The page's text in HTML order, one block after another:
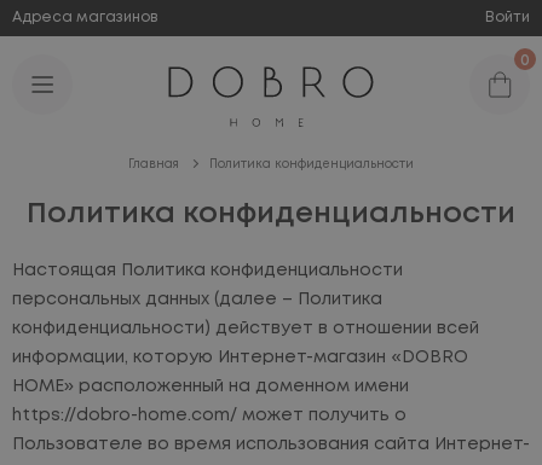
Адреса магазинов Войти
0
Главная Политика конфиденциальности
Политика конфиденциальности
Настоящая Политика конфиденциальности
персональных данных (далее – Политика
конфиденциальности) действует в отношении всей
информации, которую Интернет-магазин «DOBRO
HOME» расположенный на доменном имени
https://dobro-home.com/ может получить о
Пользователе во время использования сайта Интернет-